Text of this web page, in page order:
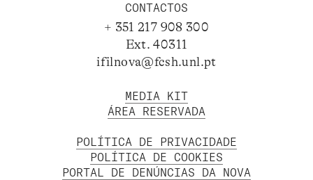
CONTACTOS
+ 351 217 908 300
Ext. 40311
ifilnova@fcsh.unl.pt
MEDIA KIT
ÁREA RESERVADA
POLÍTICA DE PRIVACIDADE
POLÍTICA DE COOKIES
PORTAL DE DENÚNCIAS DA NOVA